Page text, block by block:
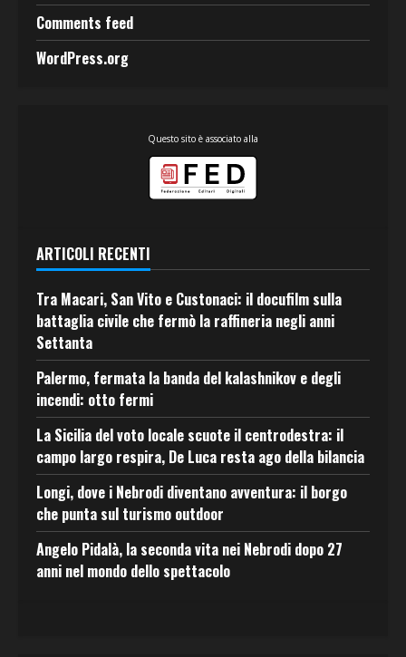
Comments feed
WordPress.org
Questo sito è associato alla
ARTICOLI RECENTI
Tra Macari, San Vito e Custonaci: il docufilm sulla
battaglia civile che fermò la raffineria negli anni
Settanta
Palermo, fermata la banda del kalashnikov e degli
incendi: otto fermi
La Sicilia del voto locale scuote il centrodestra: il
campo largo respira, De Luca resta ago della bilancia
Longi, dove i Nebrodi diventano avventura: il borgo
che punta sul turismo outdoor
Angelo Pidalà, la seconda vita nei Nebrodi dopo 27
anni nel mondo dello spettacolo